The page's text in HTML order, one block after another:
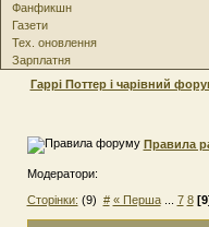
Фанфикшн
Газети
Тех. оновлення
Зарплатня
Гаррі Поттер і чарівний
Правила
Модератори:
Сторінки: (9) # « Перша... 7 8